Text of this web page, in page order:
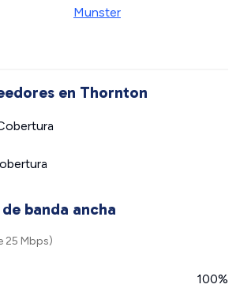
Munster
en Thornton
banda ancha
25 Mbps)
100%